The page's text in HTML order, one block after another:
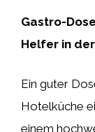
Gastro-
Helfer in
Ein guter
Hotelküche
einem